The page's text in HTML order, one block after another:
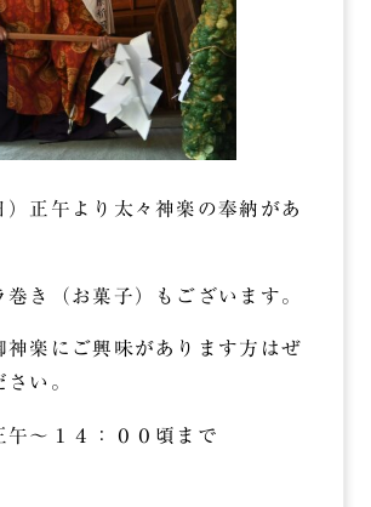
）正午より太々神楽の奉納があ
き（お菓子）もございます。
神楽にご興味があります方はぜ
い。
～１４：００頃まで